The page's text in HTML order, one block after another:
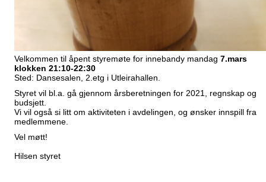
Velkommen til åpent styremøte for innebandy mandag 7.mars
klokken 21:10-22:30
Sted: Dansesalen, 2.etg i Utleirahallen.
Styret vil bl.a. gå gjennom årsberetningen for 2021, regnskap og
budsjett.
Vi vil også si litt om aktiviteten i avdelingen, og ønsker innspill fra
medlemmene.
Vel møtt!
Hilsen styret